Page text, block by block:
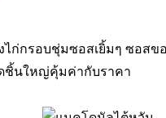
ก่กรอบชุ่มซอสเยิ้มๆ ซอสข
ชิ้นใหญ่คุ้มค่ากับราคา